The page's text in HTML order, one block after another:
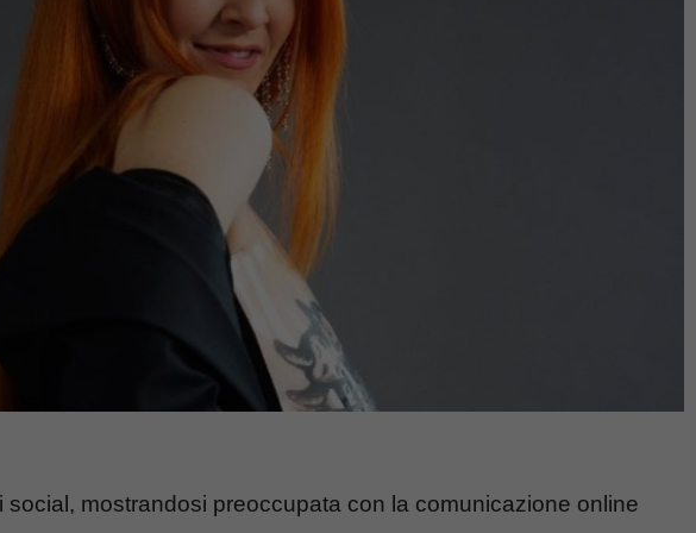
social, mostrandosi preoccupata con la comunicazione online